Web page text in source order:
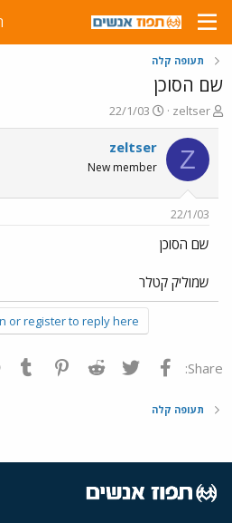
תעופה קלה
שם הסוכן
פ
ו
ת
ח
ה
ש
א
zeltser
פ
ו
ר
ם
ך
22/1/03
Z
zeltser
New member
22/1/03
שם הסוכן
שמוליק קטלר
or register to reply here.
Share: פייסבוק Twitter
Reddit
תעופה קלה